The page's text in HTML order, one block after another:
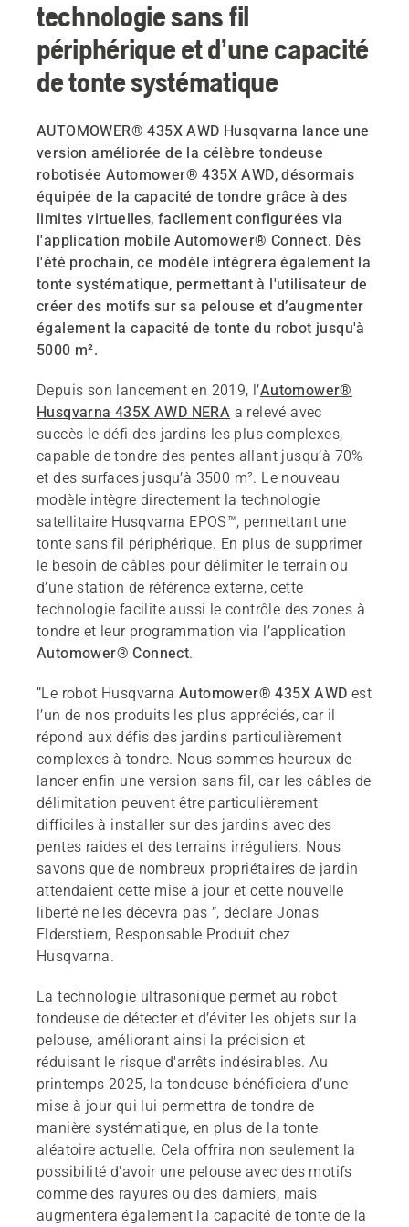
technologie sans fil
périphérique et d’une capacité
de tonte systématique
AUTOMOWER® 435X AWD Husqvarna lance une
version améliorée de la célèbre tondeuse
robotisée Automower® 435X AWD, désormais
équipée de la capacité de tondre grâce à des
limites virtuelles, facilement configurées via
l'application mobile Automower® Connect. Dès
l'été prochain, ce modèle intègrera également la
tonte systématique, permettant à l'utilisateur de
créer des motifs sur sa pelouse et d’augmenter
également la capacité de tonte du robot jusqu'à
5000 m².
Depuis son lancement en 2019, l’Automower®
Husqvarna 435X AWD NERA a relevé avec
succès le défi des jardins les plus complexes,
capable de tondre des pentes allant jusqu’à 70%
et des surfaces jusqu’à 3500 m². Le nouveau
modèle intègre directement la technologie
satellitaire Husqvarna EPOS™, permettant une
tonte sans fil périphérique. En plus de supprimer
le besoin de câbles pour délimiter le terrain ou
d’une station de référence externe, cette
technologie facilite aussi le contrôle des zones à
tondre et leur programmation via l’application
Automower® Connect.
“Le robot Husqvarna Automower® 435X AWD est
l’un de nos produits les plus appréciés, car il
répond aux défis des jardins particulièrement
complexes à tondre. Nous sommes heureux de
lancer enfin une version sans fil, car les câbles de
délimitation peuvent être particulièrement
difficiles à installer sur des jardins avec des
pentes raides et des terrains irréguliers. Nous
savons que de nombreux propriétaires de jardin
attendaient cette mise à jour et cette nouvelle
liberté ne les décevra pas ”, déclare Jonas
Elderstiern, Responsable Produit chez
Husqvarna.
La technologie ultrasonique permet au robot
tondeuse de détecter et d’éviter les objets sur la
pelouse, améliorant ainsi la précision et
réduisant le risque d'arrêts indésirables. Au
printemps 2025, la tondeuse bénéficiera d’une
mise à jour qui lui permettra de tondre de
manière systématique, en plus de la tonte
aléatoire actuelle. Cela offrira non seulement la
possibilité d'avoir une pelouse avec des motifs
comme des rayures ou des damiers, mais
augmentera également la capacité de tonte de la